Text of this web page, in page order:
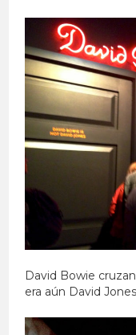
David Bowie
era aún David